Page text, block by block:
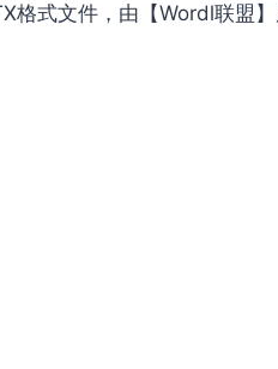
格式文件，由【Wordl联盟